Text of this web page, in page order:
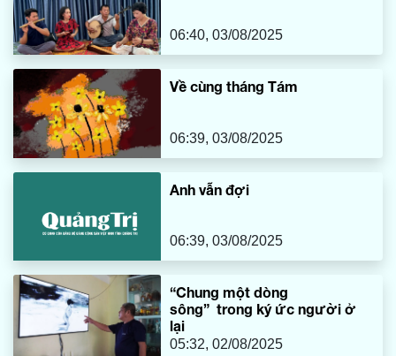
chiếc máy may cũ kỹ của mẹ, một món đồ tưởng chừng đã
bị thời gian lãng quên.
06:40, 03/08/2025
Về cùng tháng Tám
06:39, 03/08/2025
Anh vẫn đợi
06:39, 03/08/2025
“Chung một dòng
sông” trong ký ức người ở
lại
05:32, 02/08/2025